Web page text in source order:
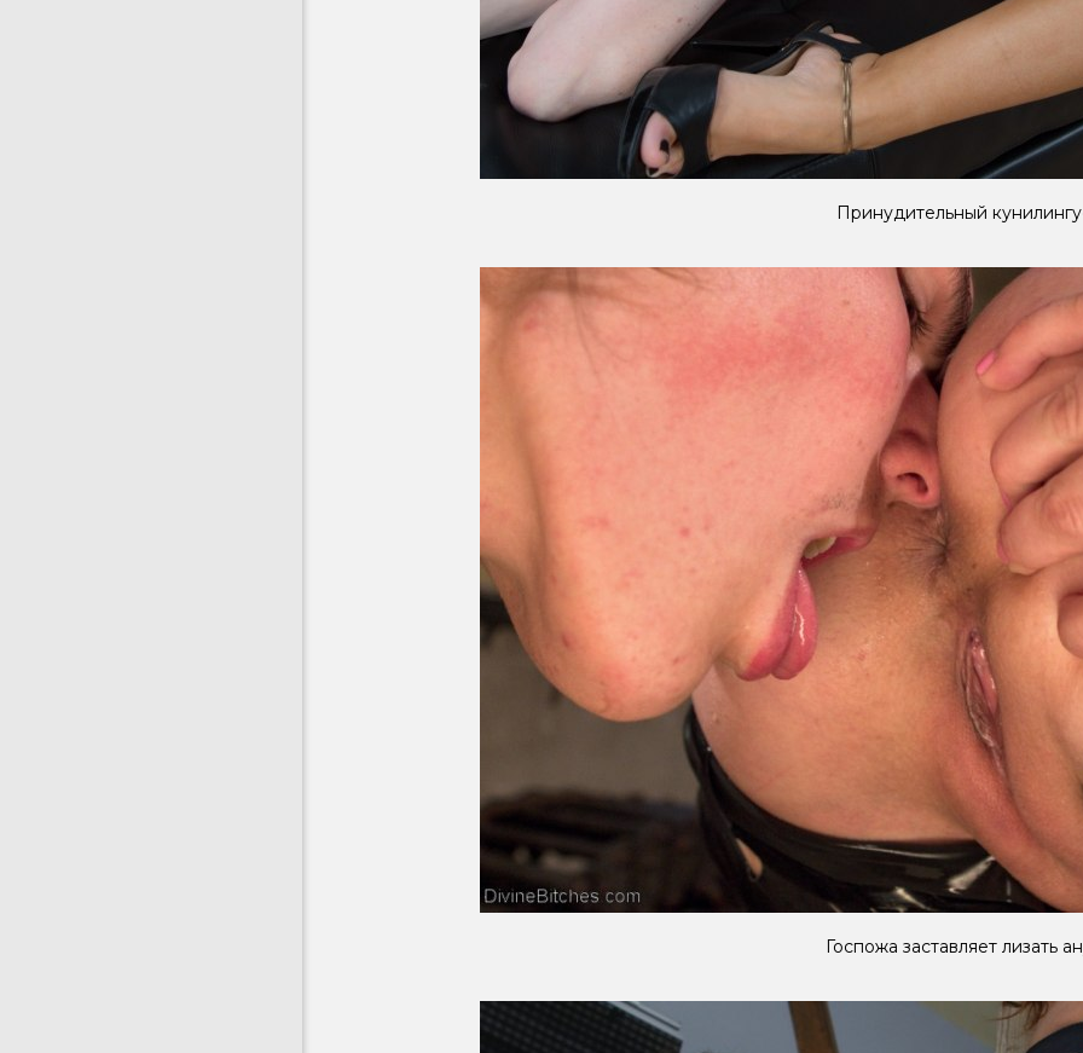
Принудительный
Госпожа заставляет лизать